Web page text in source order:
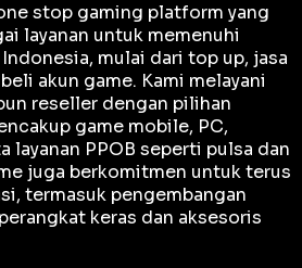
stop gaming platform yang
layanan untuk memenuhi
mulai dari top up, jasa
akun game. Kami melayani
reseller dengan pilihan
game mobile, PC,
layanan PPOB seperti pulsa dan
juga berkomitmen untuk terus
termasuk pengembangan
keras dan aksesoris